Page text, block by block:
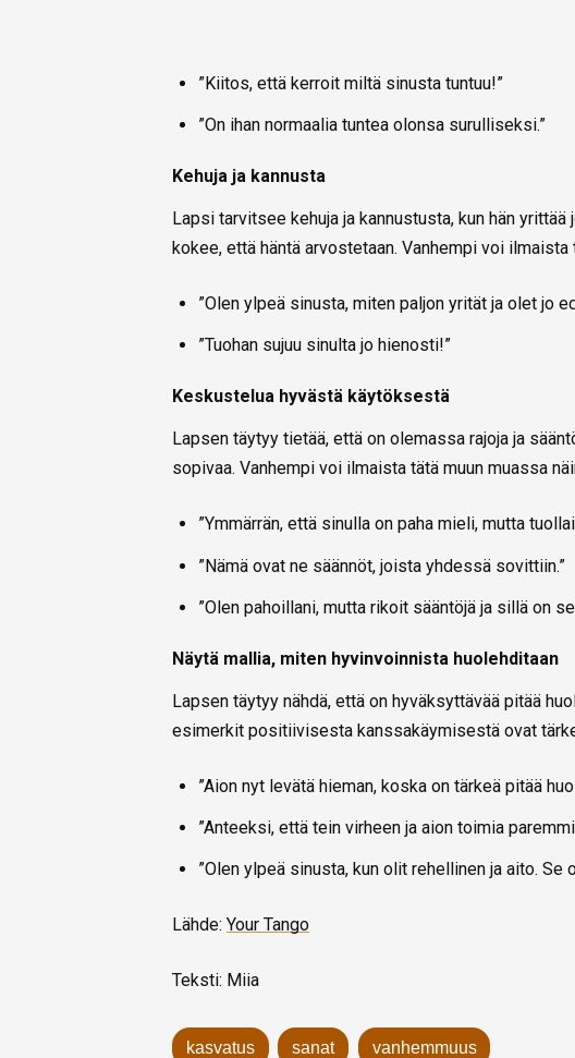
”Kiitos, että kerroit miltä sinusta tuntuu!”
”On ihan normaalia tuntea olonsa surulliseksi.”
Kehuja ja kannusta
Lapsi tarvitsee kehuja ja kannustusta, kun hän
kokee, että häntä arvostetaan. Vanhempi voi ilmaista
”Olen ylpeä sinusta, miten paljon yrität ja olet jo
”Tuohan sujuu sinulta jo hienosti!”
Keskustelua hyvästä käytöksestä
Lapsen täytyy tietää, että on olemassa rajoja ja
sopivaa. Vanhempi voi ilmaista tätä muun muassa
”Ymmärrän, että sinulla on paha mieli, mutta
”Nämä ovat ne säännöt, joista yhdessä sovittiin.”
”Olen pahoillani, mutta rikoit sääntöjä ja sillä on
Näytä mallia, miten hyvinvoinnista huolehditaan
Lapsen täytyy nähdä, että on hyväksyttävää pitää
esimerkit positiivisesta kanssakäymisestä ovat
”Aion nyt levätä hieman, koska on tärkeä pitää
”Anteeksi, että tein virheen ja aion toimia
”Olen ylpeä sinusta, kun olit rehellinen ja aito. Se
Lähde: Your Tango
Teksti: Miia
kasvatus sanat vanhemmuus